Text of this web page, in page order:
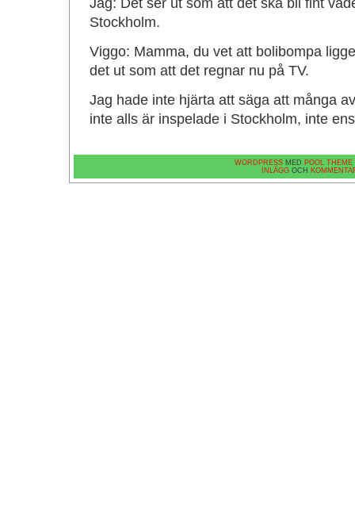
Jag: Det ser ut som att det ska bli fint
Stockholm.
Viggo: Mamma, du vet att bolibompa
det ut som att det regnar nu på TV.
Jag hade inte hjärta att säga att många
inte alls är inspelade i Stockholm, inte
WORDPRESS MED POOL THEME
INLÄGGOCH